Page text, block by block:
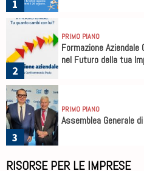
1
2
PRIMO PIANO
Formazione
nel Futuro della tua
3
PRIMO PIANO
Assemblea Generale
RISORSE PER LE IMPRESE